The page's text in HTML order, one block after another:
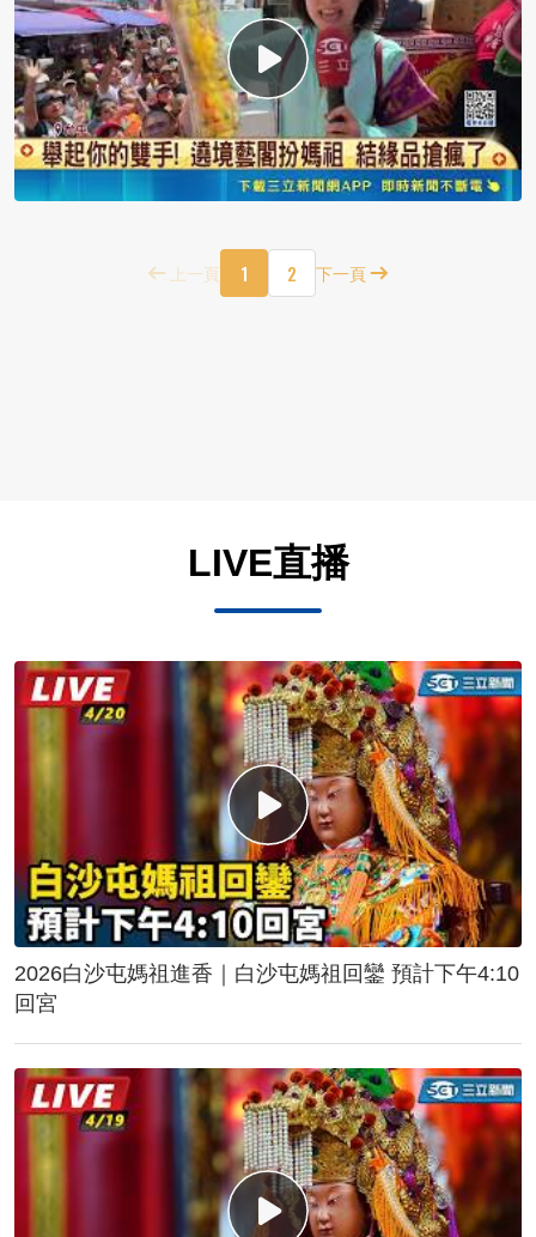
上一頁 1 2 下一頁
LIVE直播
2026白沙屯媽祖進香｜白沙屯媽祖回鑾 預計下午4:10
回宮